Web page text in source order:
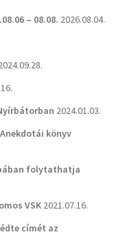
– 08.08. 2026.08.04.
2024.01.03.
könyv
folytathatja
VSK 2021.07.16.
címét az